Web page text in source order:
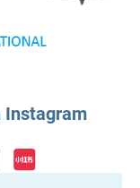
Instagram